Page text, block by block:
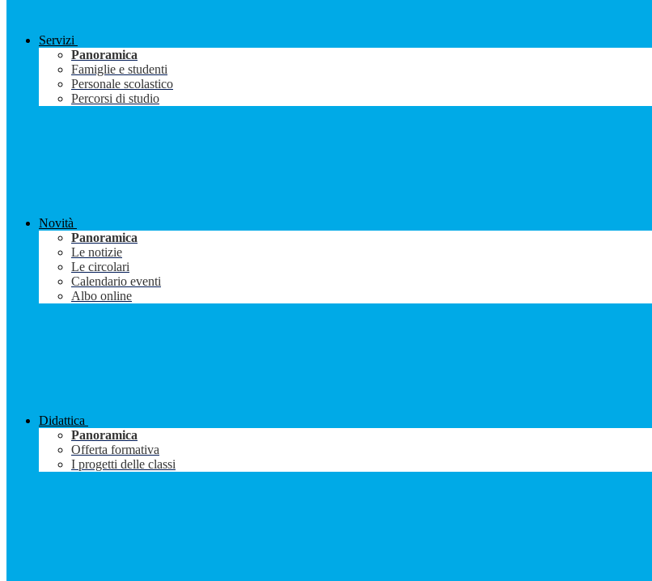
Servizi
Panoramica
Famiglie e studenti
Personale scolastico
Percorsi di studio
Novità
Panoramica
Le notizie
Le circolari
Calendario eventi
Albo online
Didattica
Panoramica
Offerta formativa
I progetti delle classi